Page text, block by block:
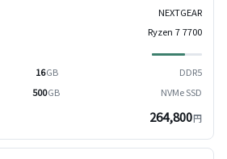
NEXTGEAR
Ryzen 7 7700
16GB
DDR5
500GB NVMe SSD
264,800円